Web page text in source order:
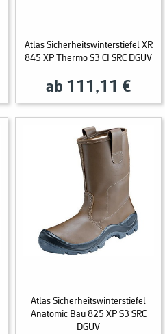
Atlas Sicherheitswinterstiefel XR
845 XP Thermo S3 CI SRC DGUV
ab 111,11 €
Atlas Sicherheitswinterstiefel
Anatomic Bau 825 XP S3 SRC
DGUV